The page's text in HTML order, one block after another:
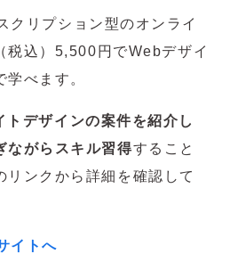
クリプション型のオンライ
税込）5,500円でWebデザイ
べます。
トデザインの案件を紹介し
ながらスキル習得すること
リンクから詳細を確認して
イトへ